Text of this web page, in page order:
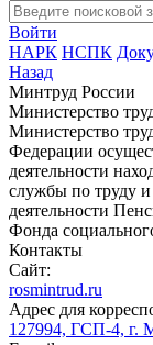
Войти
НАРК НСПК
Назад
Минтруд России
Министерство
Министерство
Федерации
деятельности
службы по труду
деятельности
Фонда
Контакты
Сайт:
rosmintrud.ru
Адрес для
127994, ГСП-4, г.